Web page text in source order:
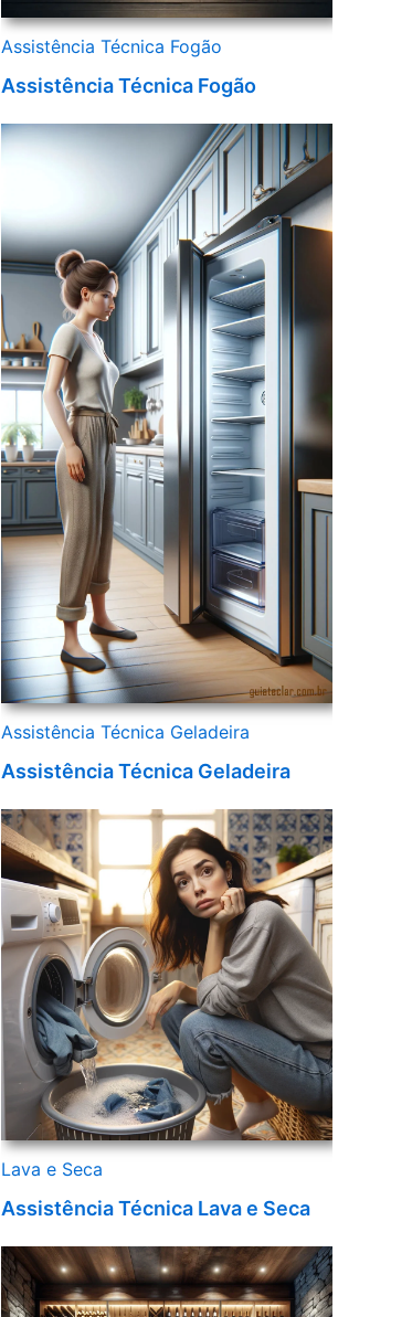
Assistência Técnica Fogão
Assistência Técnica Fogão
Assistência Técnica Geladeira
Assistência Técnica Geladeira
Lava e Seca
Assistência Técnica Lava e Seca